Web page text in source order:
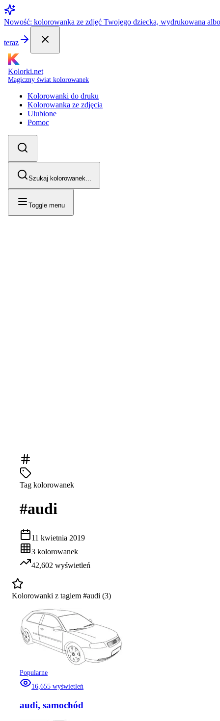
Nowość: kolorowanka ze zdjęć Twojego dziecka, wydrukowana
teraz
Kolorki.net
Magiczny świat kolorowanek
Kolorowanki do druku
Kolorowanka ze zdjęcia
Ulubione
Pomoc
Szukaj kolorowanek...
Toggle menu
Tag kolorowanek
#audi
11 kwietnia 2019
3 kolorowanek
42,602 wyświetleń
Kolorowanki z tagiem #audi (3)
Popularne
16,655 wyświetleń
audi, samochód